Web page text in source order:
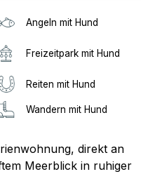
Angeln mit Hund
Freizeitpark mit Hund
Reiten mit Hund
Wandern mit Hund
direkt an
Meerblick in ruhiger